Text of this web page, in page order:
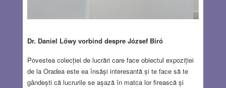
Dr. Daniel Lőwy vorbind despre József Biró
Povestea colecției de lucrări care face obiectul expoziției
de la Oradea este ea însăși interesantă și te face să te
gândești că lucrurile se așază în matca lor firească și